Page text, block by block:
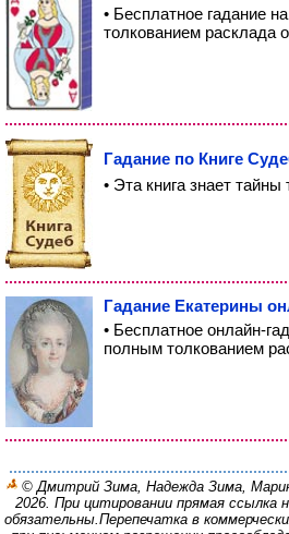
• Бесплатное гадание
толкованием расклада
Гадание по Книге
• Эта книга знает тайны
Гадание Екатерины
• Бесплатное онлайн-
полным толкованием
© Дмитрий Зима, Надежда Зима,
2026. При цитировании прямая ссылка
обязательны.Перепечатка в